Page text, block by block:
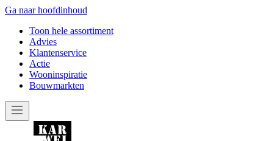
Ga naar hoofdinhoud
Toon hele assortiment
Advies
Klantenservice
Actie
Wooninspiratie
Bouwmarkten